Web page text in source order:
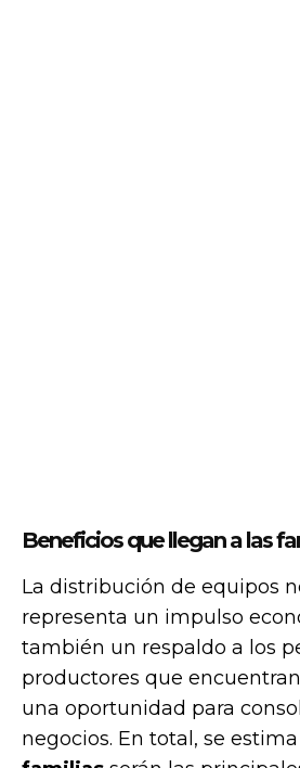
Beneficios que llegan a las
La distribución de equipos
representa un impulso
también un respaldo a los
productores que
una oportunidad para
negocios. En total, se